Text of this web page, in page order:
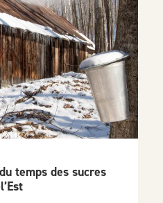
temps des sucres